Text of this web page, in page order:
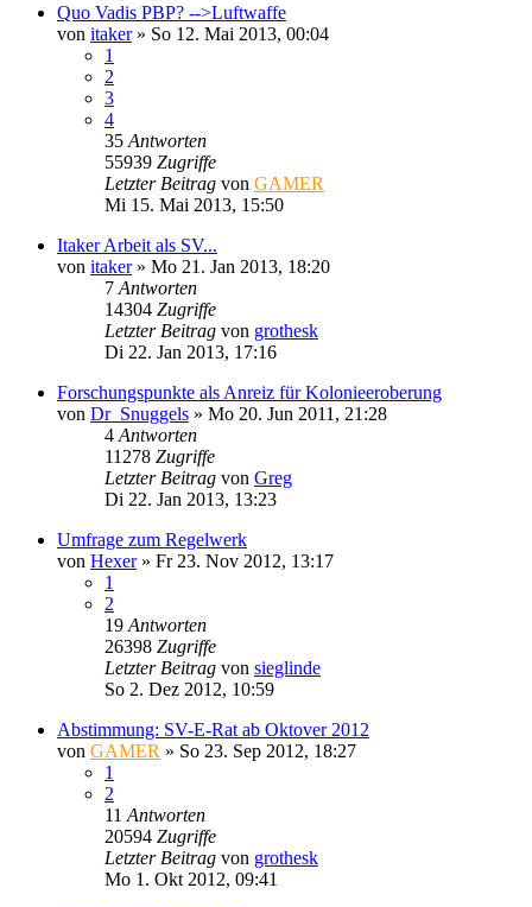
Quo Vadis PBP? -->Luftwaffe
von itaker» So 12. Mai 2013, 00:04
1
2
3
4
35 Antworten
55939 Zugriffe
Letzter Beitrag von GAMER
Mi 15. Mai 2013, 15:50
Itaker Arbeit als SV...
von itaker» Mo 21. Jan 2013, 18:20
7 Antworten
14304 Zugriffe
Letzter Beitrag von grothesk
Di 22. Jan 2013, 17:16
Forschungspunkte als Anreiz für Kolonieeroberung
von Dr_Snuggels » Mo 20. Jun 2011, 21:28
4 Antworten
11278 Zugriffe
Letzter Beitrag von Greg
Di 22. Jan 2013, 13:23
Umfrage zum Regelwerk
von Hexer» Fr 23. Nov 2012, 13:17
1
2
19 Antworten
26398 Zugriffe
Letzter Beitrag von sieglinde
So 2. Dez 2012, 10:59
Abstimmung: SV-E-Rat ab Oktover 2012
von GAMER » So 23. Sep 2012, 18:27
1
2
11 Antworten
20594 Zugriffe
Letzter Beitrag von grothesk
Mo 1. Okt 2012, 09:41